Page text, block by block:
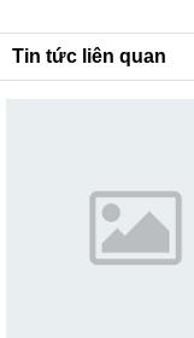
Tin tức liên quan